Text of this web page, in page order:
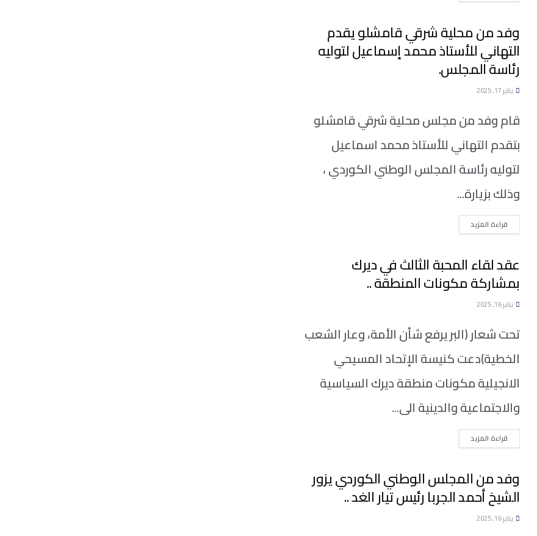
وفد من محلية شرقي قامشلو يقدم
التهاني للأستاذ محمد إسماعيل لتوليه
رئاسة المجلس.
يناير 17, 2025
قام وفد من مجلس محلية شرقي قامشلو
بتقدم التهاني للأستاذ محمد اسماعيل
لتوليه رئاسة المجلس الوطني الكوردي ،
وذلك بزيارة...
قراءة المزيدDETAILS
عقد لقاء المحبة الثالث في ديرك
بمشاركة مكونات المنطقة ..
يناير 16, 2025
تحت شعار (البر يرفع شأن الأمة، وعار الشعب
الخطية)دعت كنيسة الإتحاد المسيحي
الانجيلية مكونات منطقة ديرك السياسية
والاجتماعية والدينية الى...
قراءة المزيدDETAILS
وفد من المجلس الوطني الكوردي يزور
الشيخ أحمد الجربا رئيس تيار الغد ..
يناير 16, 2025